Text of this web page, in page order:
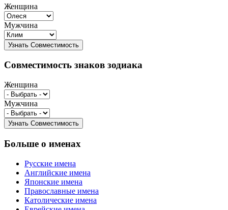
Женщина
Мужчина
Совместимость знаков зодиака
Женщина
Мужчина
Больше о именах
Русские имена
Английские имена
Японские имена
Православные имена
Католические имена